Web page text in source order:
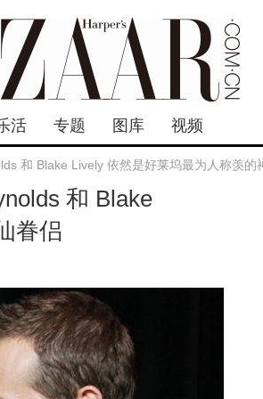
活 专题 图库 视频
和 Blake Lively 依然是好莱坞最为人称羡的
和 Blake
眷侣